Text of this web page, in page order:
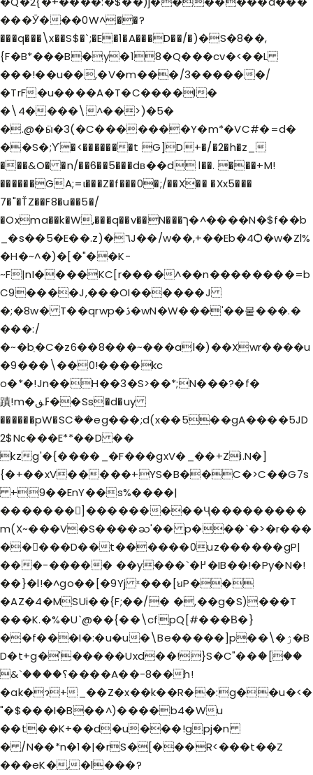
���Ӯ���0W^��?
���q���\x��S$�`;�E�1�A���D��/�)�S�8��,
{F�B*���B�y�18�Q���cv�<��L
���!��u��,�V�m���/3������/
�TrF�u����A�T�C����I�
�\4����\^��>)�5�
�.@�ӹ�3(�C�������Y�m*�VC#�=d�
��S�;ϒ�<�������t G]D+�/�2�h�z_
���&O� �n/��6��5���dв��d l��. ���+M!
������GA;=ɩ���Z�f���0�;/��X�� �Xx5���
7�"�ŤZ��F8�u��5�/
�Oxma��k�W,���q��v��N���ך�^����N�$f��b
_�s��5�E��.z)�٦J��/w��,+��Eb�4Ѻ�w�Zl%
�H�~^�)�[�"��K-
~F|nI����KC[r����^��n��������=b
C9����J,���OI������J
�;�8w� T��qrwp�ڎ�wN�W���'��뭍���.�
���:/
�~�bַ�C�z6��8���~���al�)��Xwr����u
�9���\��0!����kc
o�*�!Jn��H��3�S>��*;N���?�f�
蹟!m�ߓڧ��Ss�d�uy
������pW�SCܺ��eg���;d(x��5��gA����5JD
2$Nс���E**��D ��
kzg'�{����_�F���gxV�_��+Zi.N�]
{�+��xV�����+YS�B��C�>C��G7s
+9��EnY��s%����|
�������]���������Ҷ���������
m(X~���V�S����ႀ'�� p���`�>�r���
��􊣥���D��t������0uz������gP|
���-����� ��y���`�߂�IB��!�Py�N�!
��}�l!�^go��[�9Yj ˣ���[ꞟP��
�AZ�4�MSUi��{F;��/� �,��g�S)���T
���K.�%�U`@��{��\cfpQ[#���Β�}
��f���I�:�u�u�\Be�����]p��\�ۯ�B
D�t+g�'�����Uxd��!}S�C"��ަ�[��
&`����؟����A��-8��h!
�ak�ɂ+_��Z�x��k��R��:g��u�<�
"�$���I�B��^)����b4�Wu
��t��K+��d�u���!gpj�n
� /N��*n�1�|�rS�[���R<���t��Z
���eK�,�l���?